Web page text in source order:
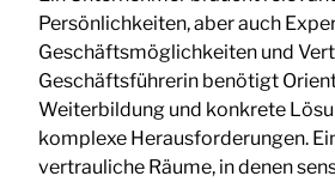
Persönlichkeiten, aber auch
Geschäftsmöglichkeiten und
Geschäftsführerin benötigt
Weiterbildung und konkrete
komplexe Herausforderungen.
vertrauliche Räume, in denen